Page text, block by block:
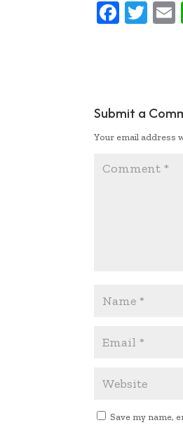
F
oo
k
T
r
Submit a
Your email address
Save my name,